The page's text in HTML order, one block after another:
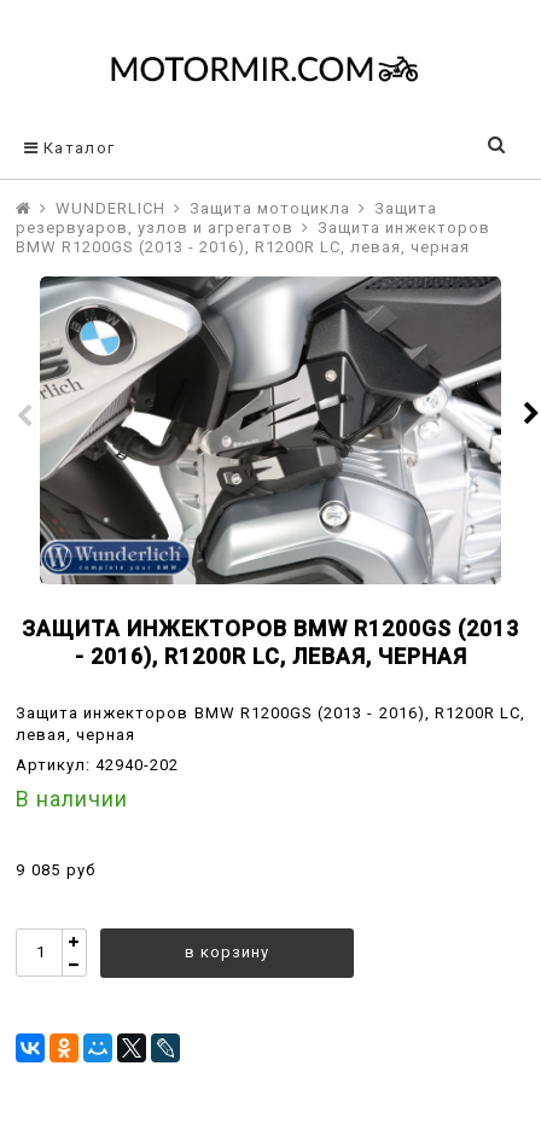
Каталог
WUNDERLICH Защита мотоцикла
Защита
резервуаров, узлов и агрегатов
Защита инжекторов
BMW R1200GS (2013 - 2016), R1200R LC, левая, черная
ЗАЩИТА ИНЖЕКТОРОВ BMW R1200GS (2013
- 2016), R1200R LC, ЛЕВАЯ, ЧЕРНАЯ
Защита инжекторов BMW R1200GS (2013 - 2016), R1200R LC,
левая, черная
Артикул: 42940-202
В наличии
9 085 руб
в корзину